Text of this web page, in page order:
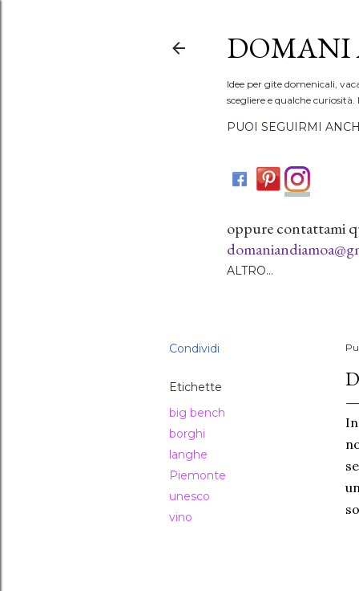
DOMANI
Idee per gite domenicali,
scegliere e qualche
PUOI SEGUIRMI
oppure contattami
ALTRO…
Condividi
Etichette
big bench
borghi
langhe
Piemonte
unesco
vino